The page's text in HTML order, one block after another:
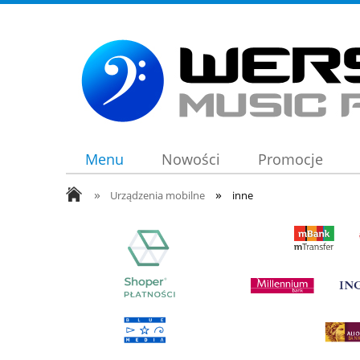
Menu Nowości Promocje
» Urządzenia mobilne » inne